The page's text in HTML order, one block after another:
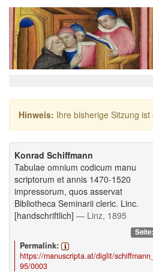
Hinweis: Ihre bisherige Sitzung
Konrad Schiffmann
Tabulae omnium codicum manu
scriptorum et annis 1470-1520
impressorum, quos asservat
Bibliotheca Seminarii cleric. Linc.
[handschriftlich] — Linz, 1895
Permalink:
https://manuscripta.at/diglit/
95/0003